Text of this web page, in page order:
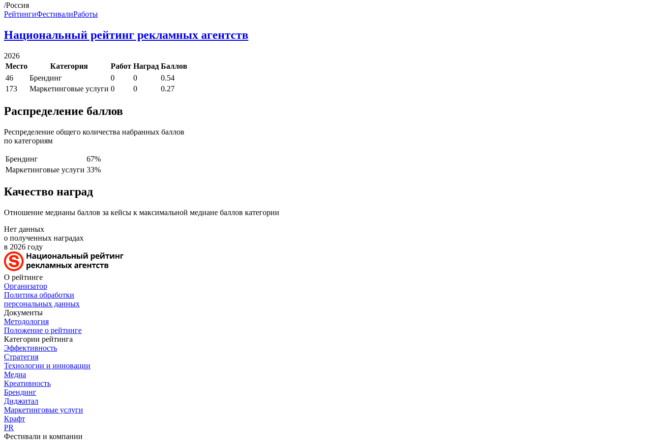
/Россия
РейтингиФестивалиРаботы
Национальный рейтинг рекламных агентств
2026
Место
Категория Работ Наград Баллов
46
Брендинг 0 0
0.54
173
Маркетинговые услуги 0 0 0.27
Распределение баллов
Респределение общего количества набранных баллов
по категориям
Брендинг
67%
Маркетинговые услуги 33%
Качество наград
Отношение медианы баллов за кейсы к максимальной медиане баллов категории
Нет данных
о полученных наградах
в 2026 году
О рейтинге
Организатор
Политика обработки
персональных данных
Документы
Методология
Положение о рейтинге
Категории рейтинга
Эффективность
Стратегия
Технологии и инновации
Медиа
Креативность
Брендинг
Диджитал
Маркетинговые услуги
Крафт
PR
Фестивали и компании